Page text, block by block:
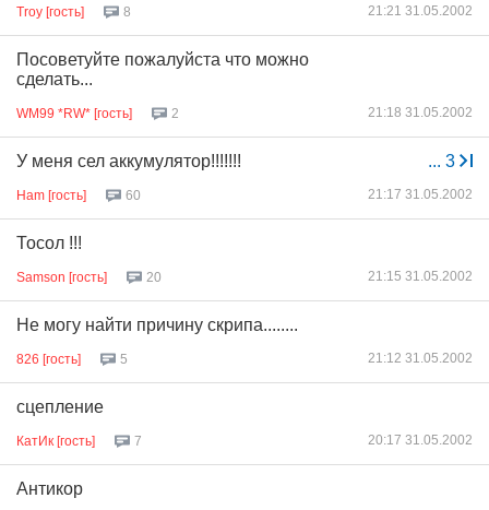
Troy [гость] 8 21:21 31.05.2002
Посоветуйте пожалуйста что можно
сделать...
WM99 *RW* [гость] 2 21:18 31.05.2002
... 3
У меня сел аккумулятор!!!!!!!
Ham [гость] 60 21:17 31.05.2002
Тосол !!!
Samson [гость] 20 21:15 31.05.2002
Не могу найти причину скрипа........
826 [гость] 5 21:12 31.05.2002
сцепление
КатИк [гость] 7 20:17 31.05.2002
Антикор